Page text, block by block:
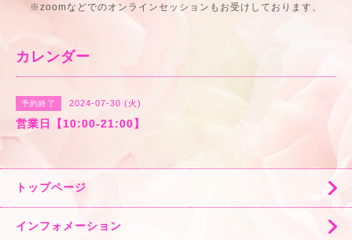
※zoomなどでのオンラインセッションもお受けしております、
カレンダー
予約終了 2024-07-30 (火)
営業日【10:00-21:00】
トップページ
インフォメーション